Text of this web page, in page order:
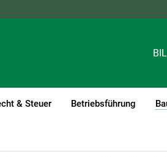
& Steuer Betriebsführung